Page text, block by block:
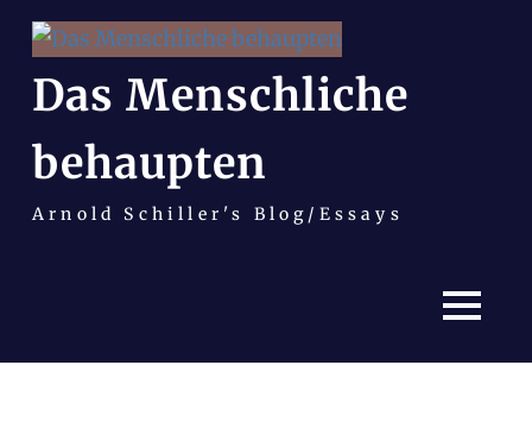
Das Menschliche
behaupten
Arnold Schiller's Blog/Essays
MENÜ